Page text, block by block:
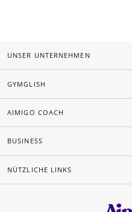
UNSER UNTERNEHMEN
GYMGLISH
AIMIGO COACH
BUSINESS
NÜTZLICHE LINKS